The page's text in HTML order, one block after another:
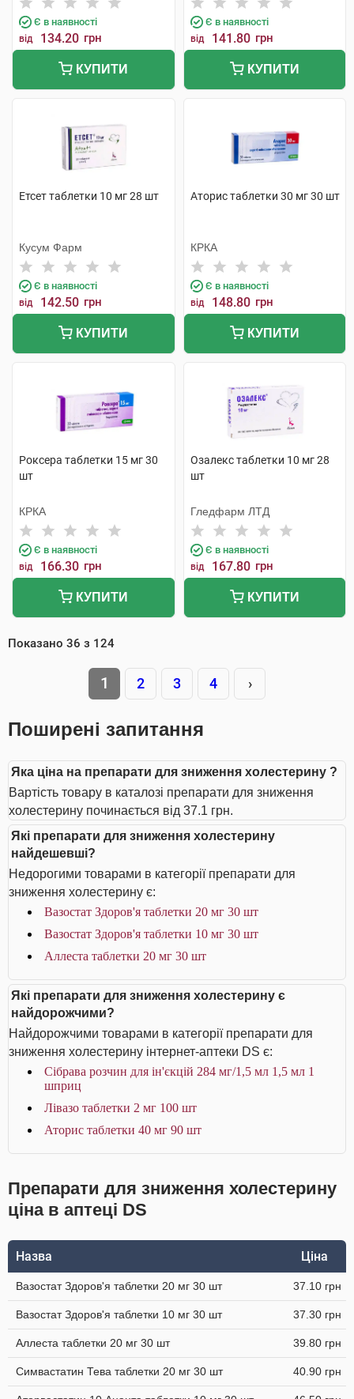
Є в наявності
від 134.20 грн
КУПИТИ
Є в наявності
від 141.80 грн
КУПИТИ
Етсет таблетки 10 мг 28 шт
Кусум Фарм
Є в наявності
від 142.50 грн
КУПИТИ
Аторис таблетки 30 мг 30 шт
КРКА
Є в наявності
від 148.80 грн
КУПИТИ
Роксера таблетки 15 мг 30
шт
КРКА
Є в наявності
від 166.30 грн
КУПИТИ
Озалекс таблетки 10 мг 28
шт
Гледфарм ЛТД
Є в наявності
від 167.80 грн
КУПИТИ
Показано 36 з 124
1 2 3 4 ›
Поширені запитання
Яка ціна на препарати для зниження холестерину ?
Вартість товару в каталозі препарати для зниження
холестерину починається від 37.1 грн.
Які препарати для зниження холестерину
найдешевші?
Недорогими товарами в категорії препарати для
зниження холестерину є:
Вазостат Здоров'я таблетки 20 мг 30 шт
Вазостат Здоров'я таблетки 10 мг 30 шт
Аллеста таблетки 20 мг 30 шт
Які препарати для зниження холестерину є
найдорожчими?
Найдорожчими товарами в категорії препарати для
зниження холестерину інтернет-аптеки DS є:
Сібрава розчин для ін'єкцій 284 мг/1,5 мл 1,5 мл 1
шприц
Лівазо таблетки 2 мг 100 шт
Аторис таблетки 40 мг 90 шт
Препарати для зниження холестерину
ціна в аптеці DS
Назва Ціна
Вазостат Здоров'я таблетки 20 мг 30 шт 37.10 грн
Вазостат Здоров'я таблетки 10 мг 30 шт 37.30 грн
Аллеста таблетки 20 мг 30 шт 39.80 грн
Симвастатин Тева таблетки 20 мг 30 шт 40.90 грн